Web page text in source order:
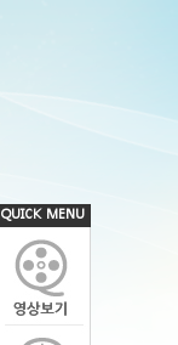
QUICK MENU